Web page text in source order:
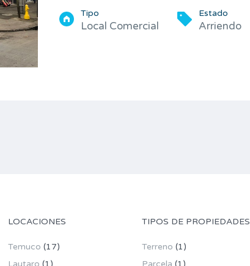
Tipo
Local Comercial
Estado
Arriendo
LOCACIONES
Temuco (17)
Lautaro (1)
TIPOS DE PROPIEDADES
Terreno (1)
Parcela (1)